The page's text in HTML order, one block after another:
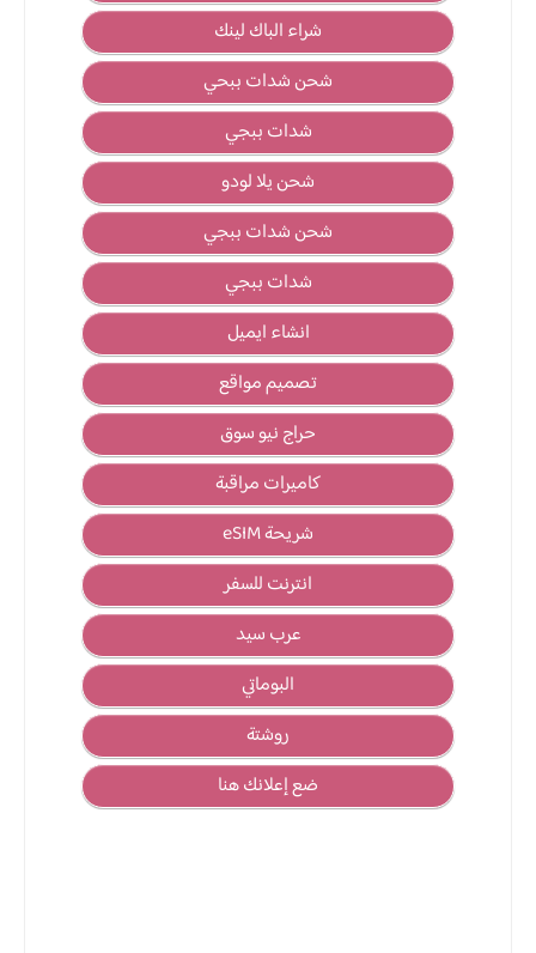
شراء الباك لينك
شحن شدات ببحي
شدات ببجي
شحن يلا لودو
شحن شدات ببجي
شدات ببجي
انشاء ايميل
تصميم مواقع
حراج نيو سوق
كاميرات مراقبة
شريحة eSIM
انترنت للسفر
عرب سيد
البوماتي
روشتة
ضع إعلانك هنا